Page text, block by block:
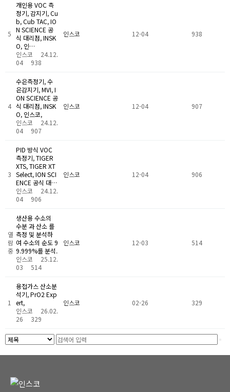
5
개인용 VOC 측
정기, 감지기, Cu
b, Cub TAC, IO
N SCIENCE 공
식 대리점, INSK
O, 인…
인스코
24.12.
04
938
인스코 12-04 938
4
수은측정기, 수
은감지기, MVI, I
ON SCIENCE 공
식 대리점, INSK
O, 인스코,
인스코
24.12.
04
907
인스코 12-04 907
3
PID 방식 VOC
측정기, TIGER
XTS, TIGER XT
Select, ION SCI
ENCE 공식 대…
인스코
24.12.
04
906
인스코 12-04 906
열
람
중
생산용 수소의
수분 과 산소 를
측정 및 분석하
여 수소의 순도 9
9.999%를 분석.
인스코
25.12.
03
514
인스코 12-03 514
1
용접가스 산소분
석기, PrO2 Exp
ert,
인스코
26.02.
26
329
인스코 02-26 329